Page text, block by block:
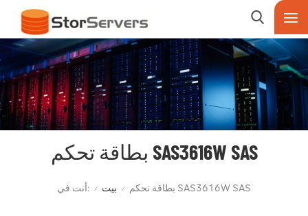
بطاقة تحكم SAS3616W SAS
أنت في: / بيت / بطاقة تحكم SAS3616W SAS